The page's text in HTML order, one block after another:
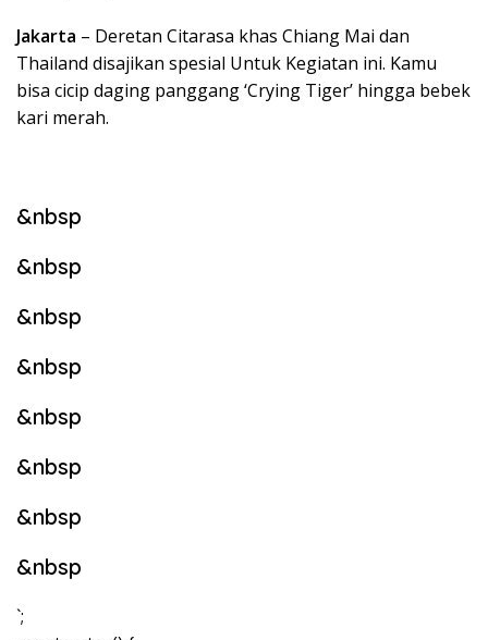
Jakarta – Deretan Citarasa khas Chiang Mai dan
Thailand disajikan spesial Untuk Kegiatan ini. Kamu
bisa cicip daging panggang ‘Crying Tiger’ hingga bebek
kari merah.
&nbsp
&nbsp
&nbsp
&nbsp
&nbsp
&nbsp
&nbsp
&nbsp
`;